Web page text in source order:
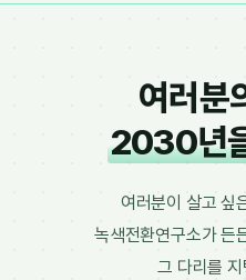
여러분
2030년
여러분이 살고 싶
녹색전환연구소가 든
그 다리를